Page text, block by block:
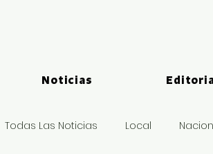
Noticias
Todas Las Noticias Local